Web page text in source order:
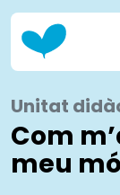
Vés al contingut
Unitat
Com
meu